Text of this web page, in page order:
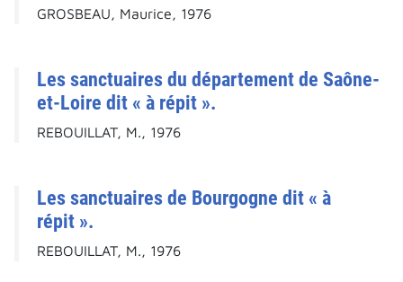
GROSBEAU, Maurice, 1976
Les sanctuaires du département de Saône-
et-Loire dit « à répit ».
REBOUILLAT, M., 1976
Les sanctuaires de Bourgogne dit « à
répit ».
REBOUILLAT, M., 1976